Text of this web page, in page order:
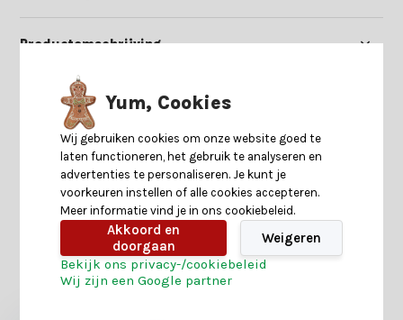
Productomschrijving
Specificaties
Reviews
Heb je nog interesse in deze recent bekeken
producten?
Yum, Cookies
Wij gebruiken cookies om onze website goed te
laten functioneren, het gebruik te analyseren en
advertenties te personaliseren. Je kunt je
voorkeuren instellen of alle cookies accepteren.
Meer informatie vind je in ons cookiebeleid.
Akkoord en
doorgaan
Weigeren
Bekijk ons privacy-/cookiebeleid
Wij zijn een Google partner